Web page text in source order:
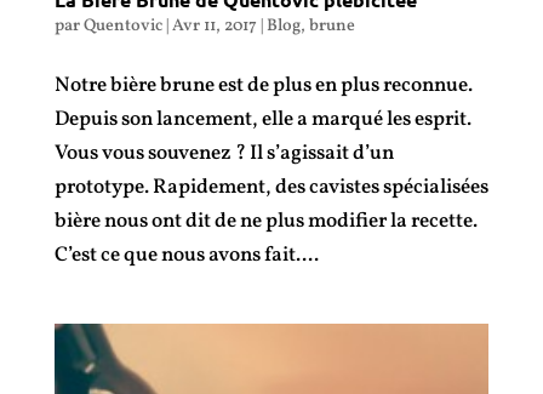
parQuentovic|Avr 11, 2017 |Blog, brune
Notre bière brune est de plus en plus reconnue.
Depuis son lancement, elle a marqué les esprit.
Vous vous souvenez ? Il s’agissait d’un
prototype. Rapidement, des cavistes spécialisées
bière nous ont dit de ne plus modifier la recette.
C’est ce que nous avons fait....